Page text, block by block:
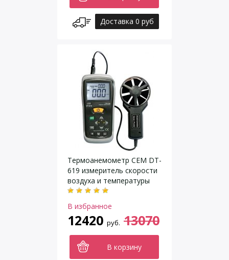
Доставка 0 руб
Термоанемометр CEM DT-
619 измеритель скорости
воздуха и температуры
В избранное
12420 руб. 13070
В корзину